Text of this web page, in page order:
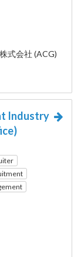
式会社 (ACG)
Industry